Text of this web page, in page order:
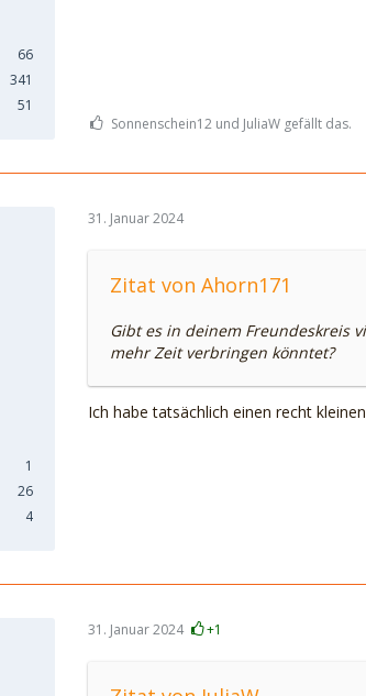
66
341
51
Sonnenschein12 und JuliaW gefällt das.
1
26
4
31. Januar 2024
Zitat von Ahorn171
Gibt es in deinem Freundeskreis
mehr Zeit verbringen könntet?
Ich habe tatsächlich einen recht
31. Januar 2024 +1